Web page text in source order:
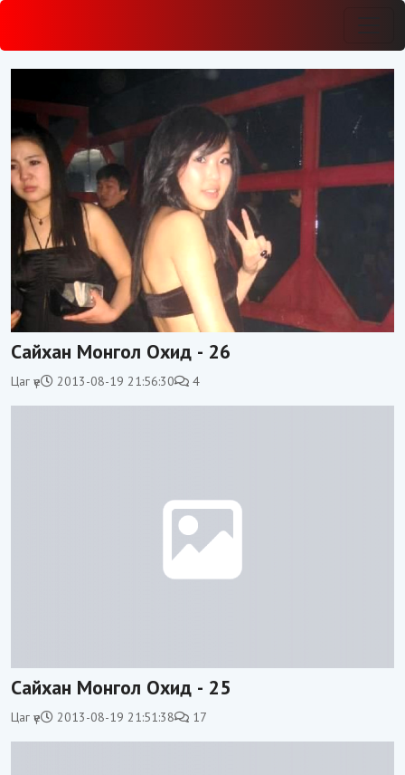
Сайхан Монгол Охид - 26
Цаг үе 2013-08-19 21:56:30 4
Сайхан Монгол Охид - 25
Цаг үе 2013-08-19 21:51:38 17